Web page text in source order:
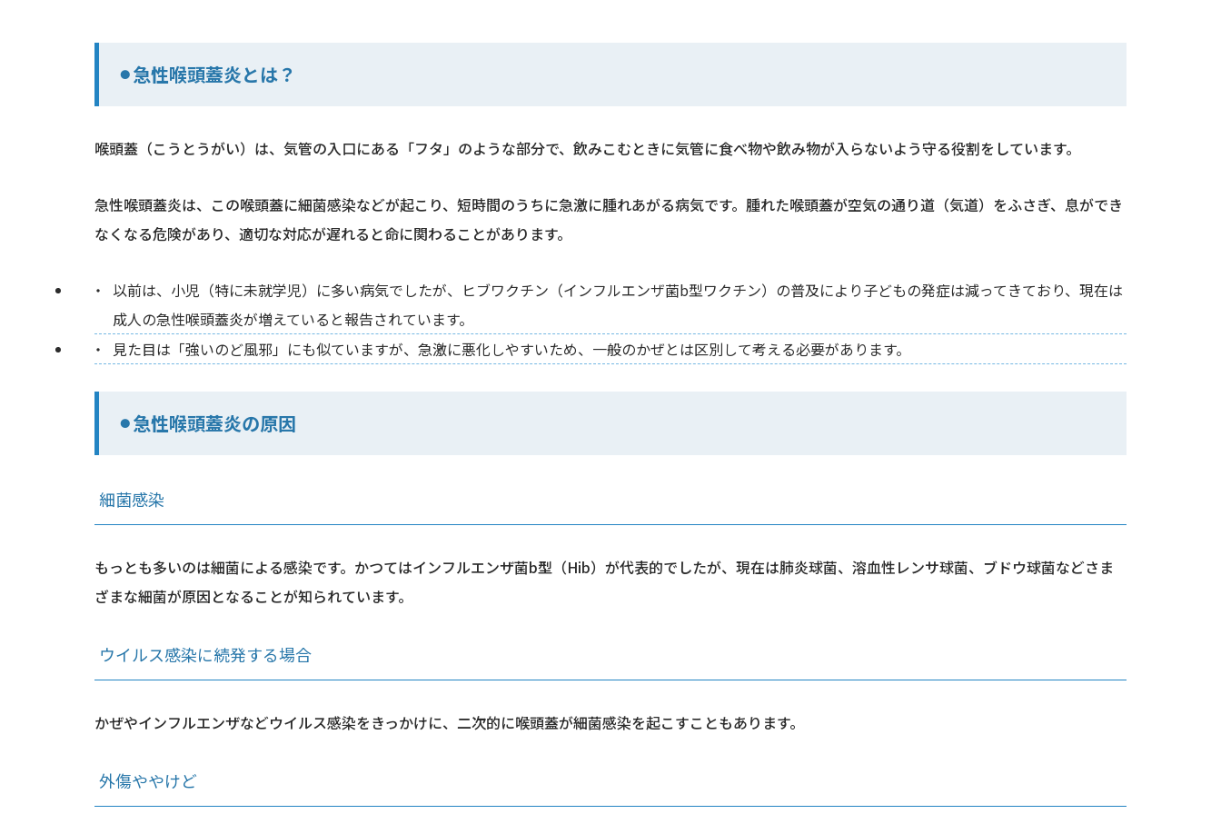
⚫︎急性喉頭蓋炎とは？
喉頭蓋（こうとうがい）は、気管の入口にある「フタ」のような部分で、飲みこむときに気管に食べ物や飲み物が入らないよう守る役割をしています。
急性喉頭蓋炎は、この喉頭蓋に細菌感染などが起こり、短時間のうちに急激に腫れあがる病気です。腫れた喉頭蓋が空気の通り道（気道）をふさぎ、息ができ
なくなる危険があり、適切な対応が遅れると命に関わることがあります。
以前は、小児（特に未就学児）に多い病気でしたが、ヒブワクチン（インフルエンザ菌b型ワクチン）の普及により子どもの発症は減ってきており、現在は
成人の急性喉頭蓋炎が増えていると報告されています。
見た目は「強いのど風邪」にも似ていますが、急激に悪化しやすいため、一般のかぜとは区別して考える必要があります。
⚫︎急性喉頭蓋炎の原因
細菌感染
もっとも多いのは細菌による感染です。かつてはインフルエンザ菌b型（Hib）が代表的でしたが、現在は肺炎球菌、溶血性レンサ球菌、ブドウ球菌などさま
ざまな細菌が原因となることが知られています。
ウイルス感染に続発する場合
かぜやインフルエンザなどウイルス感染をきっかけに、二次的に喉頭蓋が細菌感染を起こすこともあります。
外傷ややけど